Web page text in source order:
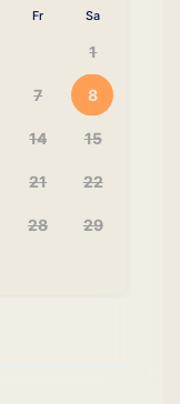
Fr Sa
1
7 8
14 15
21 22
28 29